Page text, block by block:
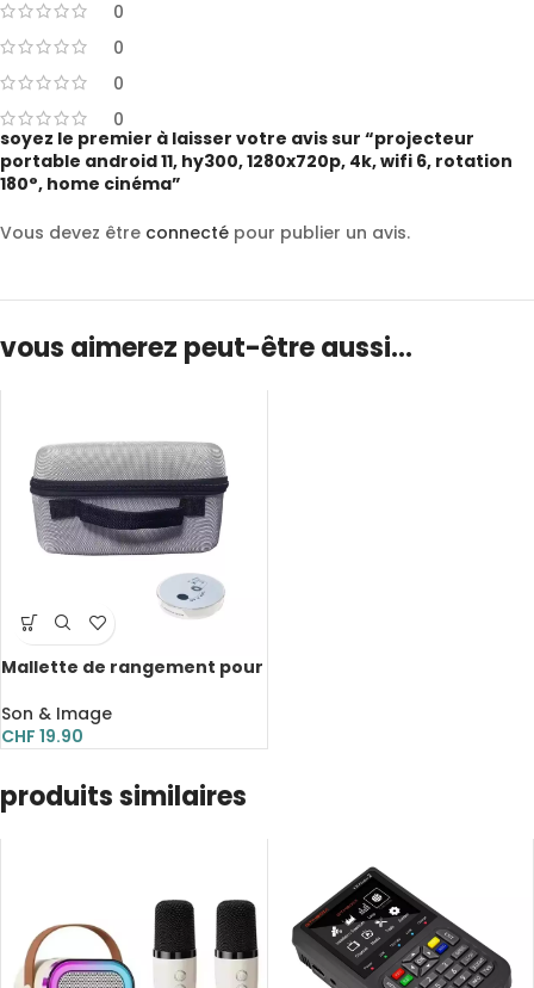
0
0
0
0
soyez le premier à laisser votre avis sur “projecteur
portable android 11, hy300, 1280x720p, 4k, wifi 6, rotation
180°, home cinéma”
Vous devez être connecté pour publier un avis.
vous aimerez peut-être aussi…
Mallette de rangement pour
Pro, coque de transport de
voyage
Son & Image
CHF 19.90
produits similaires